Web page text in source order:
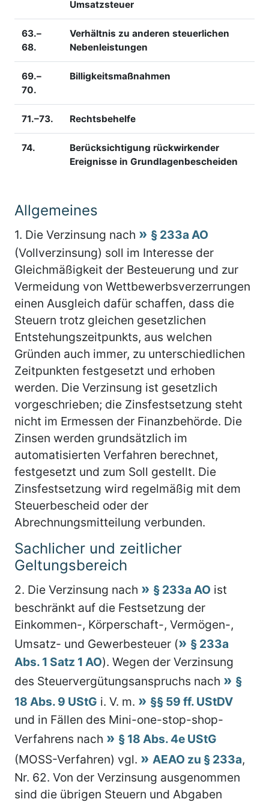
Umsatzsteuer
63.–
68.
Verhältnis zu anderen steuerlichen
Nebenleistungen
69.–
70.
Billigkeitsmaßnahmen
71.–73. Rechtsbehelfe
74.
Berücksichtigung rückwirkender
Ereignisse in Grundlagenbescheiden
Allgemeines
1. Die Verzinsung nach
§ 233a AO
(Vollverzinsung) soll im Interesse der
Gleichmäßigkeit der Besteuerung und zur
Vermeidung von Wettbewerbsverzerrungen
einen Ausgleich dafür schaffen, dass die
Steuern trotz gleichen gesetzlichen
Entstehungszeitpunkts, aus welchen
Gründen auch immer, zu unterschiedlichen
Zeitpunkten festgesetzt und erhoben
werden. Die Verzinsung ist gesetzlich
vorgeschrieben; die Zinsfestsetzung steht
nicht im Ermessen der Finanzbehörde. Die
Zinsen werden grundsätzlich im
automatisierten Verfahren berechnet,
festgesetzt und zum Soll gestellt. Die
Zinsfestsetzung wird regelmäßig mit dem
Steuerbescheid oder der
Abrechnungsmitteilung verbunden.
Sachlicher und zeitlicher
Geltungsbereich
2. Die Verzinsung nach § 233a AO ist
beschränkt auf die Festsetzung der
Einkommen-, Körperschaft-, Vermögen-,
Umsatz- und Gewerbesteuer (
§ 233a
Abs. 1 Satz 1 AO). Wegen der Verzinsung
des Steuervergütungsanspruchs nach
§
18 Abs. 9 UStG i. V. m.
§§ 59 ff. UStDV
und in Fällen des Mini-one-stop-shop-
Verfahrens nach
§ 18 Abs. 4e UStG
(MOSS-Verfahren) vgl.
AEAO zu § 233a,
Nr. 62. Von der Verzinsung ausgenommen
sind die übrigen Steuern und Abgaben